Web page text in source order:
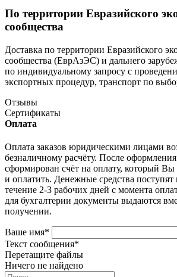
По территории Евразийского
сообщества
Доставка по территории Евразийского
сообщества (ЕврАзЭС) и дальнего
по индивидуальному запросу с
экспортных процедур, транспорт по
Отзывы
Сертификаты
Оплата
Оплата заказов юридическими лицами
безналичному расчёту. После оформления
сформирован счёт на оплату, который Вы
и оплатить. Денежные средства поступят
течение 2-3 рабочих дней с момента
для бухгалтерии документы выдаются
получении.
Ваше имя*
Текст сообщения*
Перетащите файлы
Ничего не найдено